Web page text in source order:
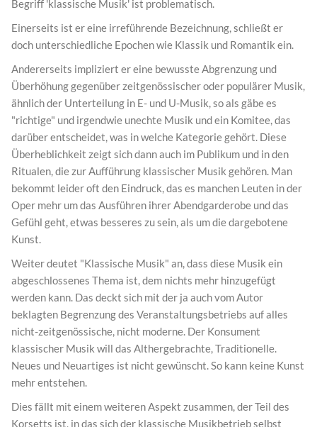
Begriff 'klassische Musik' ist problematisch.
Einerseits ist er eine irreführende Bezeichnung, schließt er
doch unterschiedliche Epochen wie Klassik und Romantik ein.
Andererseits impliziert er eine bewusste Abgrenzung und
Überhöhung gegenüber zeitgenössischer oder populärer Musik,
ähnlich der Unterteilung in E- und U-Musik, so als gäbe es
"richtige" und irgendwie unechte Musik und ein Komitee, das
darüber entscheidet, was in welche Kategorie gehört. Diese
Überheblichkeit zeigt sich dann auch im Publikum und in den
Ritualen, die zur Aufführung klassischer Musik gehören. Man
bekommt leider oft den Eindruck, das es manchen Leuten in der
Oper mehr um das Ausführen ihrer Abendgarderobe und das
Gefühl geht, etwas besseres zu sein, als um die dargebotene
Kunst.
Weiter deutet "Klassische Musik" an, dass diese Musik ein
abgeschlossenes Thema ist, dem nichts mehr hinzugefügt
werden kann. Das deckt sich mit der ja auch vom Autor
beklagten Begrenzung des Veranstaltungsbetriebs auf alles
nicht-zeitgenössische, nicht moderne. Der Konsument
klassischer Musik will das Althergebrachte, Traditionelle.
Neues und Neuartiges ist nicht gewünscht. So kann keine Kunst
mehr entstehen.
Dies fällt mit einem weiteren Aspekt zusammen, der Teil des
Korsetts ist, in das sich der klassische Musikbetrieb selbst